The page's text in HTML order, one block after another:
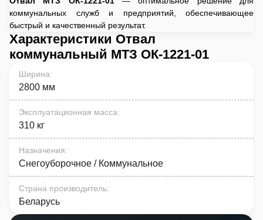
коммунальных служб и предприятий, обеспечивающее
быстрый и качественный результат.
Характеристики Отвал
коммунальный МТЗ ОК-1221-01
Ширина:
2800 мм
Эксплуатационная масса:
310 кг
Назначения:
Снегоуборочное / Коммунальное
Страна производитель:
Беларусь